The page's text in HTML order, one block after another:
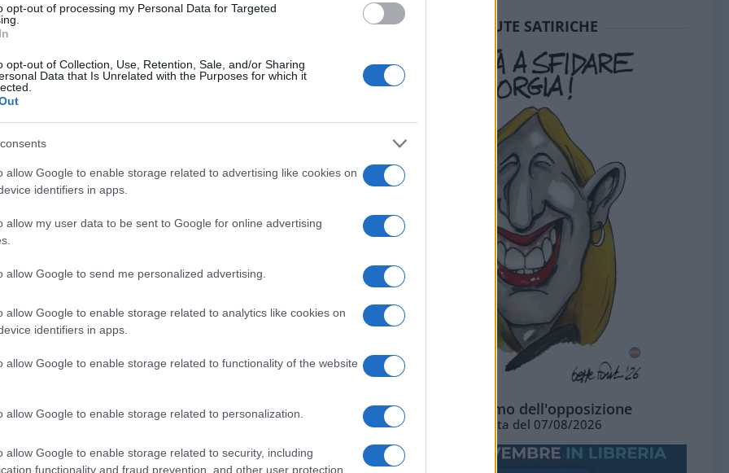
opt-out of processing my Personal Data for Targeted
opt-out of Collection, Use, Retention, Sale, and/or Sharing
Data that Is Unrelated with the Purposes for which it
allow Google to enable storage related to advertising like cookies on
identifiers in apps.
allow my user data to be sent to Google for online advertising
allow Google to send me personalized advertising.
allow Google to enable storage related to analytics like cookies on
identifiers in apps.
allow Google to enable storage related to functionality of the website
allow Google to enable storage related to personalization.
allow Google to enable storage related to security, including
functionality and fraud prevention, and other user protection.
ieri il nuovo Consiglio elettorale che
farsa.
chavista, di cui due sanzionati dal
che sarà l’arbitro delle prossime
del Consiglio Elettorale Nazionale del
che proprio Amoroso negli ultimi mesi ha
Corina Machado
che sconfiggerebbe facile il
di Amoroso, anche
dopo aver sconfitto il chavismo nel
di Chávez.
Juan Pablo Guanipa
era rifiutato di piegarsi agli ordini della
il figlio di Amoroso, è apparso in
in cui identificava 55 funzionari chavisti,
di riciclaggio di denaro,
di armi di distruzione di massa. In più
ad Elvis Amoroso sui social network
SEDUTE SATIRICHE
L'ottimismo dell'opposizione
Vignetta del 07/08/2026